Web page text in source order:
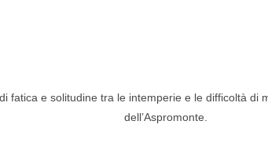
fatica e solitudine tra le intemperie e le difficoltà di
dell’Aspromonte.